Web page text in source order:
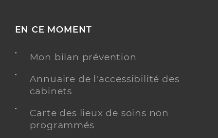
EN CE MOMENT
Mon bilan prévention
Annuaire de l'accessibilité des
cabinets
Carte des lieux de soins non
programmés